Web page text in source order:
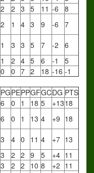
2 2 3 5 11 -6
8
2 1 4 3 9 -6 7
1 3 3 5 7 -2
6
1 2 4 5 6 -1
5
0 0 7 2 18 -16 -1
PGPEPPGFGCDG PTS
6 0 1 18 5 +1318
6 0 1 13 4 +9 18
3 4 0 11 4 +7 13
3 2 2 9 5 +4 11
3 2 2 10 8 +2 11